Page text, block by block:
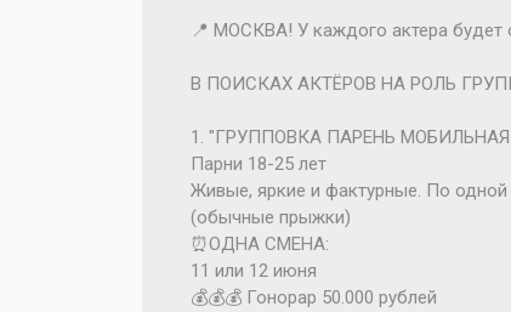
📍 МОСКВА! У каждого актера будет
В ПОИСКАХ АКТЁРОВ НА РОЛЬ
1. "ГРУППОВКА ПАРЕНЬ МОБИЛЬНАЯ
Парни 18-25 лет
Живые, яркие и фактурные. По одной
(обычные прыжки)
⏰ОДНА СМЕНА:
11 или 12 июня
💰💰💰 Гонорар 50.000 рублей